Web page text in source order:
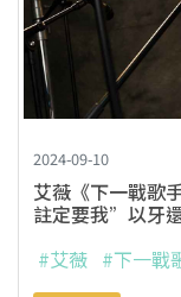
2024-09-10
艾薇《下一戰歌
註定要我”以牙
#艾薇 #下一戰